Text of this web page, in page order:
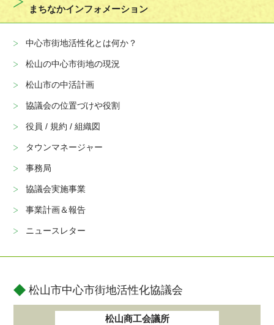
まちなかインフォメーション
中心市街地活性化とは何か？
松山の中心市街地の現況
松山市の中活計画
協議会の位置づけや役割
役員 / 規約 / 組織図
タウンマネージャー
事務局
協議会実施事業
事業計画＆報告
ニュースレター
松山市中心市街地活性化協議会
松山商工会議所